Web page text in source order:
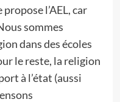
l’AEL, car
sommes
dans des écoles
le reste, la religion
à l’état (aussi